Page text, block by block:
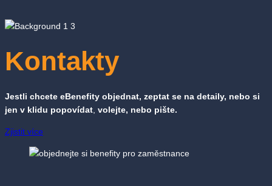
Kontakty
Jestli chcete eBenefity objednat, zeptat se na detaily, nebo si
jen v klidu popovídat volejte, nebo pište.
Zjistit více